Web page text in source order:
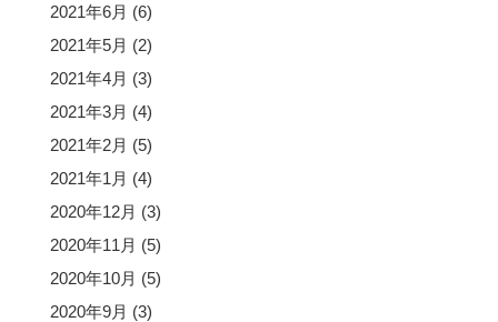
2021年6月 (6)
2021年5月 (2)
2021年4月 (3)
2021年3月 (4)
2021年2月 (5)
2021年1月 (4)
2020年12月 (3)
2020年11月 (5)
2020年10月 (5)
2020年9月 (3)